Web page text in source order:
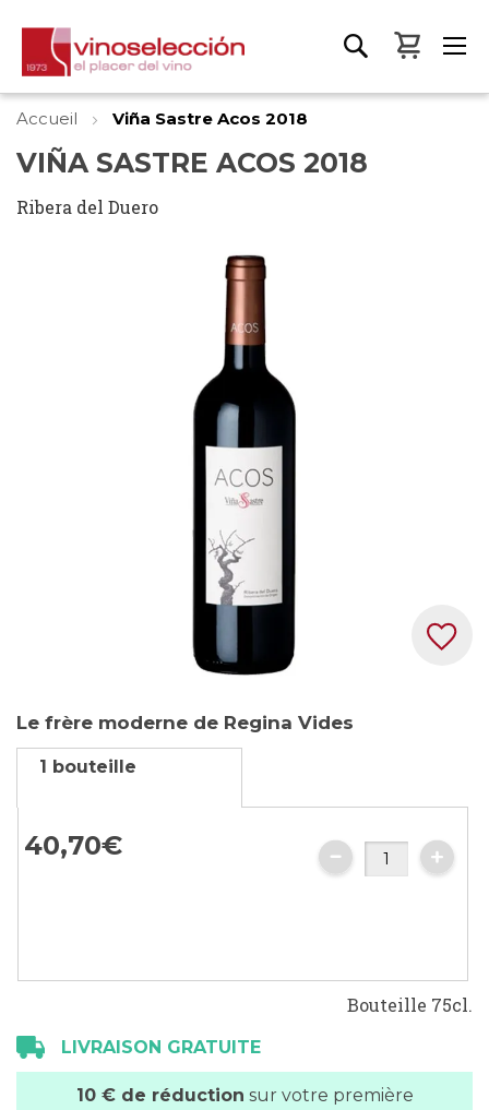
Mon
Accueil Viña Sastre Acos 2018
VIÑA SASTRE ACOS 2018
Ribera del Duero
to
the
of
the
images
Le frère moderne de Regina Vides
1 bouteille
40,70€
Bouteille 75cl.
LIVRAISON GRATUITE
10 € de réduction sur votre première